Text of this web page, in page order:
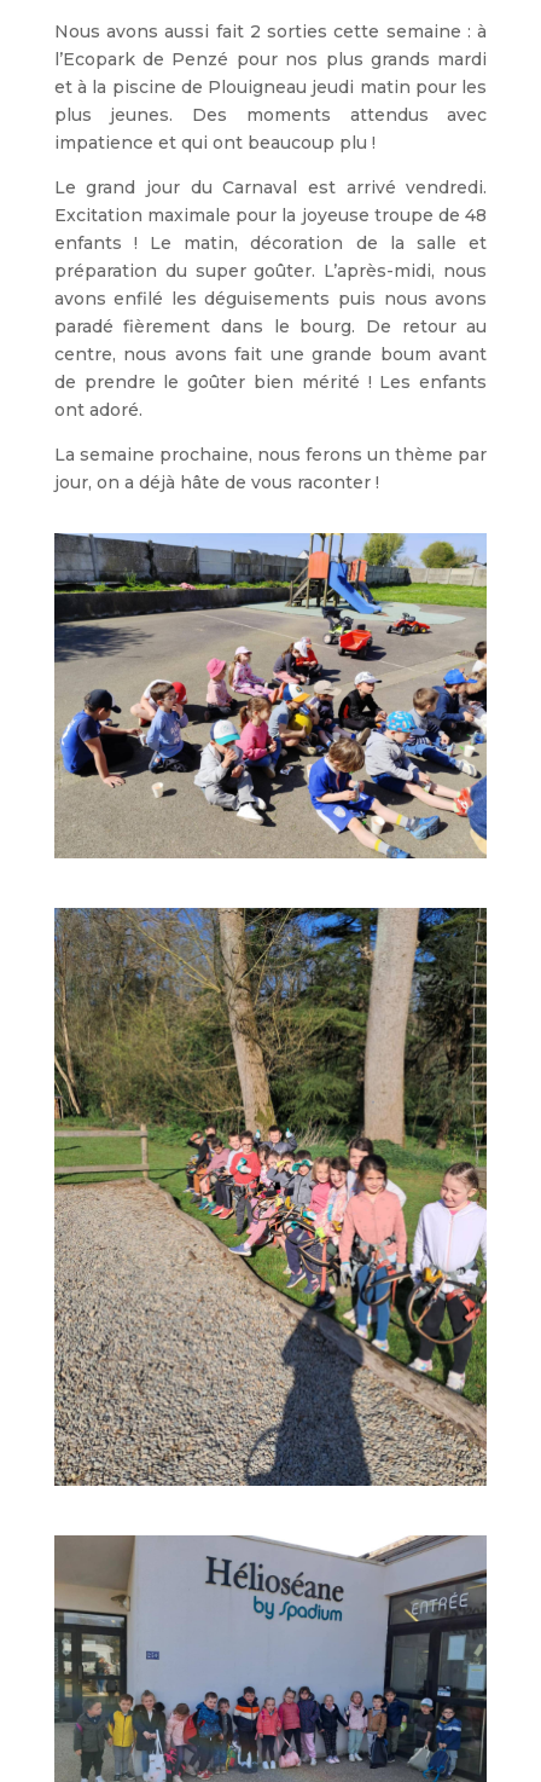
Nous avons aussi fait 2 sorties cette semaine : à
l’Ecopark de Penzé pour nos plus grands mardi
et à la piscine de Plouigneau jeudi matin pour les
plus jeunes. Des moments attendus avec
impatience et qui ont beaucoup plu !
Le grand jour du Carnaval est arrivé vendredi.
Excitation maximale pour la joyeuse troupe de 48
enfants ! Le matin, décoration de la salle et
préparation du super goûter. L’après-midi, nous
avons enfilé les déguisements puis nous avons
paradé fièrement dans le bourg. De retour au
centre, nous avons fait une grande boum avant
de prendre le goûter bien mérité ! Les enfants
ont adoré.
La semaine prochaine, nous ferons un thème par
jour, on a déjà hâte de vous raconter !